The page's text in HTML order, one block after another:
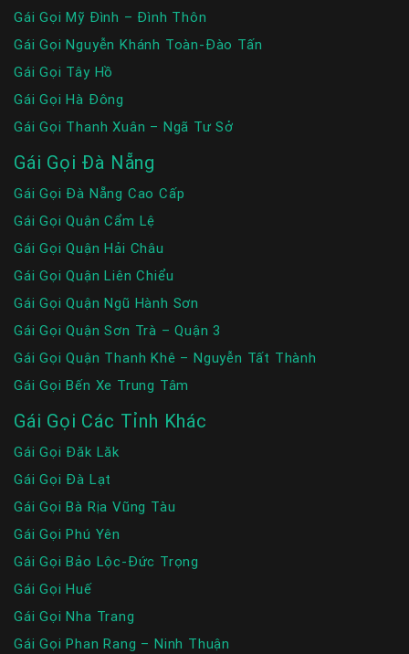
Gái Gọi Mỹ Đình – Đình Thôn
Gái Gọi Nguyễn Khánh Toàn-Đào Tấn
Gái Gọi Tây Hồ
Gái Gọi Hà Đông
Gái Gọi Thanh Xuân – Ngã Tư Sở
Gái Gọi Đà Nẵng
Gái Gọi Đà Nẵng Cao Cấp
Gái Gọi Quận Cẩm Lệ
Gái Gọi Quận Hải Châu
Gái Gọi Quận Liên Chiểu
Gái Gọi Quận Ngũ Hành Sơn
Gái Gọi Quận Sơn Trà – Quận 3
Gái Gọi Quận Thanh Khê – Nguyễn Tất Thành
Gái Gọi Bến Xe Trung Tâm
Gái Gọi Các Tỉnh Khác
Gái Gọi Đăk Lăk
Gái Gọi Đà Lạt
Gái Gọi Bà Rịa Vũng Tàu
Gái Gọi Phú Yên
Gái Gọi Bảo Lộc-Đức Trọng
Gái Gọi Huế
Gái Gọi Nha Trang
Gái Gọi Phan Rang – Ninh Thuận